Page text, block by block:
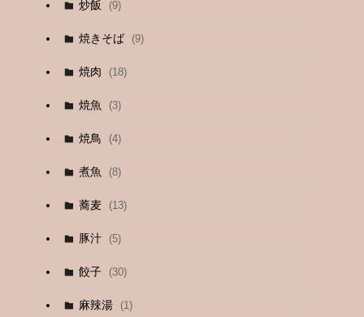
(4)
炒飯 (9)
焼きそば (9)
焼肉 (18)
焼魚 (3)
焼鳥 (4)
煮魚 (8)
蕎麦 (13)
豚汁 (5)
餃子 (30)
麻辣湯 (1)